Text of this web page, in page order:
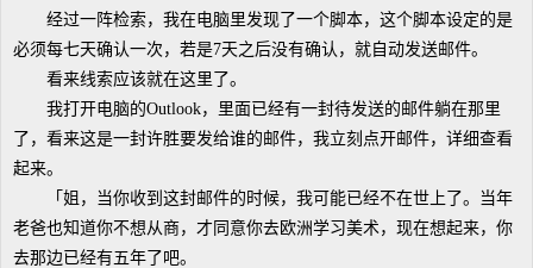
经过一阵检索，我在电脑里发现了一个脚本，这个脚本设定的是
必须每七天确认一次，若是7天之后没有确认，就自动发送邮件。
看来线索应该就在这里了。
我打开电脑的Outlook，里面已经有一封待发送的邮件躺在那里
了，看来这是一封许胜要发给谁的邮件，我立刻点开邮件，详细查看
起来。
「姐，当你收到这封邮件的时候，我可能已经不在世上了。当年
老爸也知道你不想从商，才同意你去欧洲学习美术，现在想起来，你
去那边已经有五年了吧。